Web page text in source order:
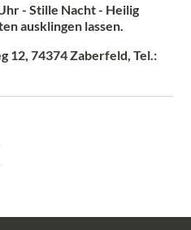
- Stille Nacht - Heilig
ausklingen lassen.
12, 74374 Zaberfeld, Tel.: